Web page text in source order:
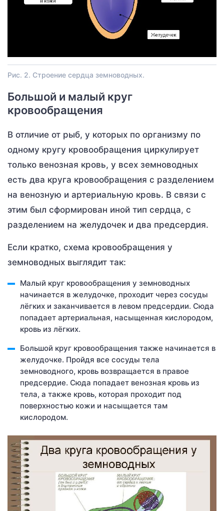
Рис. 2. Строение сердца земноводных.
Большой и малый круг
кровообращения
В отличие от рыб, у которых по организму по
одному кругу кровообращения циркулирует
только венозная кровь, у всех земноводных
есть два круга кровообращения с разделением
на венозную и артериальную кровь. В связи с
этим был сформирован иной тип сердца, с
разделением на желудочек и два предсердия.
Если кратко, схема кровообращения у
земноводных выглядит так:
Малый круг кровообращения у земноводных
начинается в желудочке, проходит через сосуды
лёгких и заканчивается в левом предсердии. Сюда
попадает артериальная, насыщенная кислородом,
кровь из лёгких.
Большой круг кровообращения также начинается в
желудочке. Пройдя все сосуды тела
земноводного, кровь возвращается в правое
предсердие. Сюда попадает венозная кровь из
тела, а также кровь, которая проходит под
поверхностью кожи и насыщается там
кислородом.